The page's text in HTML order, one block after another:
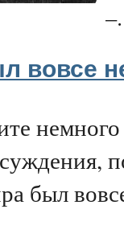
вовсе
был